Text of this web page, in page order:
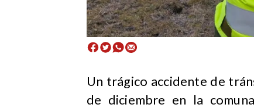
​Un trágico accidente de
de diciembre en la